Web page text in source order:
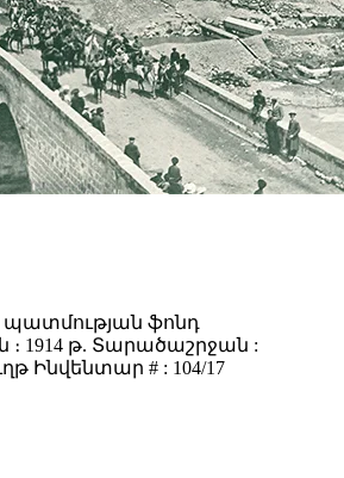
ֆոնդ
1914 թ. Տարածաշրջան :
Ինվենտար # : 104/17